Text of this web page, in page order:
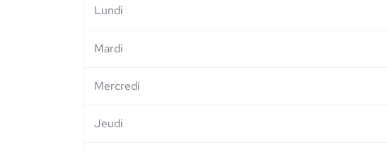
Lundi
Mardi
Mercredi
Jeudi